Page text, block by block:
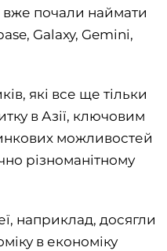
вже почали наймати
Galaxy, Gemini,
які все ще тільки
в Азії, ключовим
можливостей
різноманітному
наприклад, досягли
в економіку